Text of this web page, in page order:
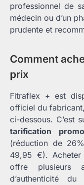
professionnel de
médecin ou d’un
prudente et
Comment
prix
Fitraflex + est
officiel du
ci-dessous. C’est
tarification
(réduction de
49,95 €). Acheter
offre plusieurs
d’authenticité